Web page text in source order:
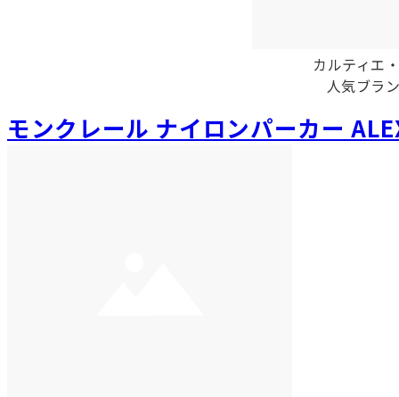
カルティエ
人気ブラ
モンクレール ナイロンパーカー